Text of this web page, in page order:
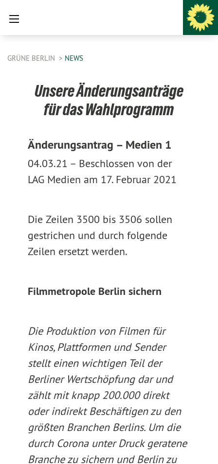
GRÜNE BERLIN NEWS
Unsere Änderungsanträge
für das Wahlprogramm
Änderungsantrag – Medien 1
04.03.21 – Beschlossen von der
LAG Medien am 17. Februar 2021
Die Zeilen 3500 bis 3506 sollen
gestrichen und durch folgende
Zeilen ersetzt werden.
Filmmetropole Berlin sichern
Die Produktion von Filmen für
Kinos, Plattformen und Sender
stellt einen wichtigen Teil der
Berliner Wertschöpfung dar und
zählt mit knapp 200.000 direkt
oder indirekt Beschäftigen zu den
größten Branchen Berlins. Um die
durch Corona unter Druck geratene
Branche zu sichern und Berlin zu